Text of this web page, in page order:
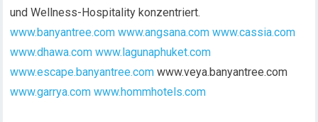
und Wellness-Hospitality konzentriert.
www.banyantree.com www.angsana.com www.cassia.com
www.dhawa.com www.lagunaphuket.com
www.escape.banyantree.com www.veya.banyantree.com
www.garrya.com www.hommhotels.com